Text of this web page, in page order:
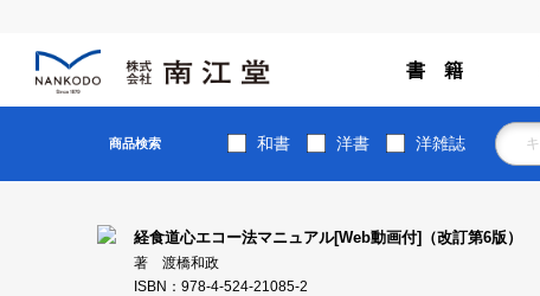
書 籍
商品検索 和書 洋書 洋雑誌
経食道心エコー法マニュアル[Web動画付]（改訂第6版）
著 渡橋和政
ISBN：978-4-524-21085-2